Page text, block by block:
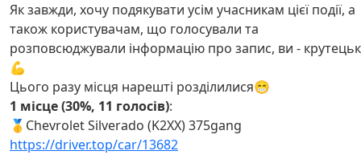
Як завжди, хочу подякувати усім учасникам цієї події, а
також користувачам, що голосували та
розповсюджували інформацію про запис, ви -
💪
Цього разу місця нарешті розділилися😁
1 місце (30%, 11 голосів):
🥇Chevrolet Silverado (K2XX) 375gang
https://driver.top/car/13682